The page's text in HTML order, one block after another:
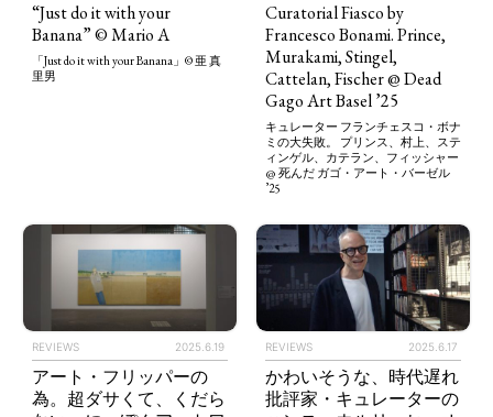
TAGS PEOPLE RANKING
“Just do it with your
Banana” © Mario A
「Just do it with your Banana」© 亜 真
里男
Curatorial Fiasco by
Francesco Bonami. Prince,
Murakami, Stingel,
Cattelan, Fischer @ Dead
Gago Art Basel ’25
キュレーター フランチェスコ・ボナ
ミの大失敗。 プリンス、村上、ステ
ィンゲル、カテラン、フィッシャー
@ 死んだ ガゴ・アート・バーゼル
’25
REVIEWS 2025.6.19
アート・フリッパーの
為。超ダサくて、くだら
REVIEWS 2025.6.17
かわいそうな、時代遅れ
批評家・キュレーターの